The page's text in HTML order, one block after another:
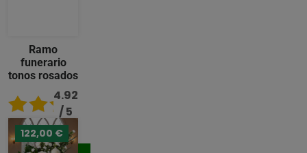
Ramo
funerario
tonos rosados
4.92
/ 5
96,00 €
122,00 €